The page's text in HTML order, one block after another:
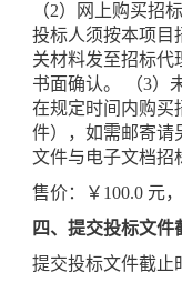
（2）网上购买招
投标人须按本项目
关材料发至招标代
书面确认。 （3）
在规定时间内购买
件），如需邮寄请
文件与电子文档招
售价：￥100.0 元
四、提交投标文
提交投标文件截止